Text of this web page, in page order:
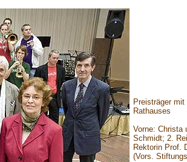
Preisträger
Rathauses
Vorne: Christa
Schmidt; 2.
Rektorin Prof.
(Vors.